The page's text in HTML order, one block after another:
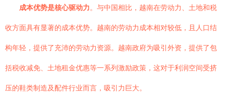
成本优势是核心驱动力。与中国相比，越南在劳动力、土地和税
收方面具有显著的成本优势。越南的劳动力成本相对较低，且人口结
构年轻，提供了充沛的劳动力资源。越南政府为吸引外资，提供了包
括税收减免、土地租金优惠等一系列激励政策，这对于利润空间受挤
压的鞋类制造及配件行业而言，吸引力巨大。